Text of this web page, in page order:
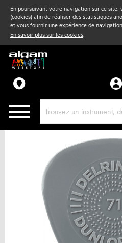
En poursuivant votre navigation sur ce
(cookies) afin de réaliser des statistiques
et vous fournir une expérience de
En savoir plus sur les cookies.
Vent& Violon
Accessoires
Pièces détachées